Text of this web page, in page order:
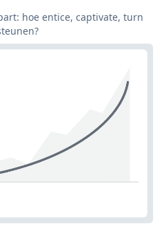
hoe entice, captivate, turn